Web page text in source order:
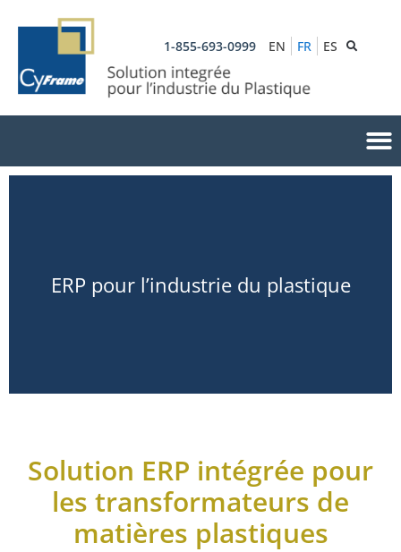
1-855-693-0999 EN FR ES
ERP pour l’industrie du plastique
Solution ERP intégrée pour
les transformateurs de
matières plastiques